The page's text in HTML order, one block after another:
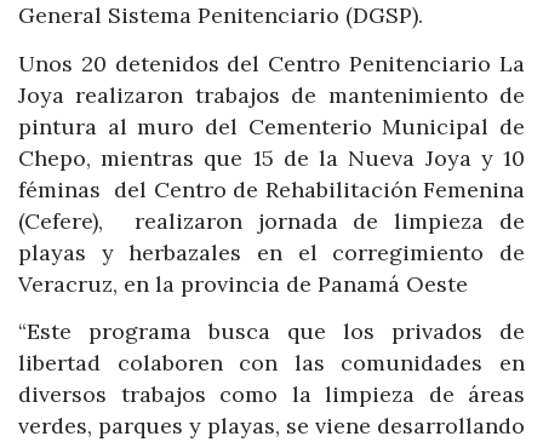
General Sistema Penitenciario (DGSP).
Unos 20 detenidos del Centro Penitenciario La
Joya realizaron trabajos de mantenimiento de
pintura al muro del Cementerio Municipal de
Chepo, mientras que 15 de la Nueva Joya y 10
féminas del Centro de Rehabilitación Femenina
(Cefere), realizaron jornada de limpieza de
playas y herbazales en el corregimiento de
Veracruz, en la provincia de Panamá Oeste
“Este programa busca que los privados de
libertad colaboren con las comunidades en
diversos trabajos como la limpieza de áreas
verdes, parques y playas, se viene desarrollando